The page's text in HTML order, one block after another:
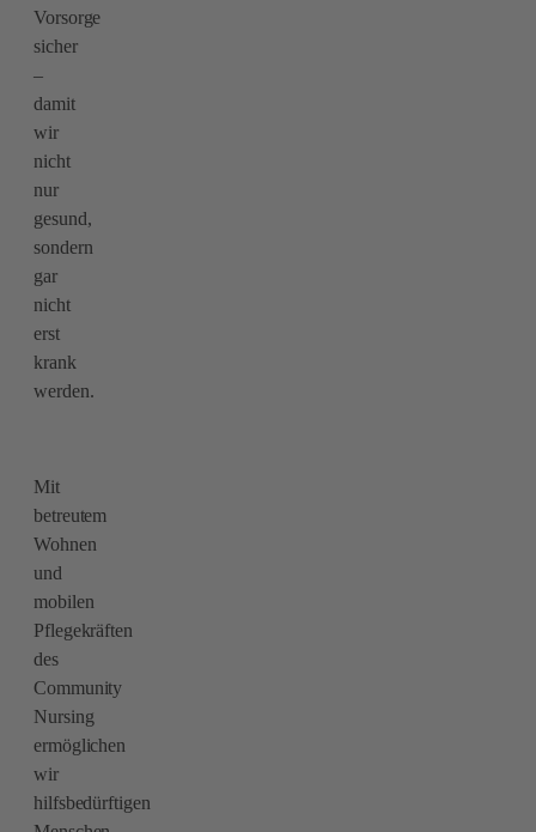
Vorsorge
sicher
–
damit
wir
nicht
nur
gesund,
sondern
gar
nicht
erst
krank
werden.
Mit
betreutem
Wohnen
und
mobilen
Pflegekräften
des
Community
Nursing
ermöglichen
wir
hilfsbedürftigen